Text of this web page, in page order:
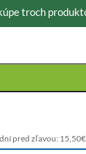
troch
pred zľavou: 15,50€